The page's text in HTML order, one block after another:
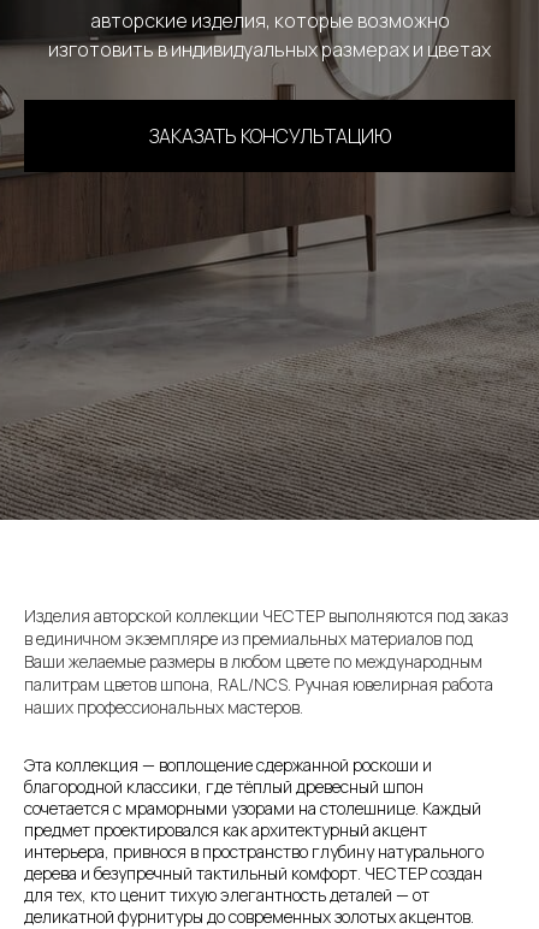
авторские изделия, которые возможно
изготовить в индивидуальных размерах и цветах
ЗАКАЗАТЬ КОНСУЛЬТАЦИЮ
Изделия авторской коллекции ЧЕСТЕР выполняются под заказ
в единичном экземпляре из премиальных материалов под
Ваши желаемые размеры в любом цвете по международным
палитрам цветов шпона, RAL/NCS. Ручная ювелирная работа
наших профессиональных мастеров.
Эта коллекция — воплощение сдержанной роскоши и
благородной классики, где тёплый древесный шпон
сочетается с мраморными узорами на столешнице. Каждый
предмет проектировался как архитектурный акцент
интерьера, привнося в пространство глубину натурального
дерева и безупречный тактильный комфорт. ЧЕСТЕР создан
для тех, кто ценит тихую элегантность деталей — от
деликатной фурнитуры до современных золотых акцентов.